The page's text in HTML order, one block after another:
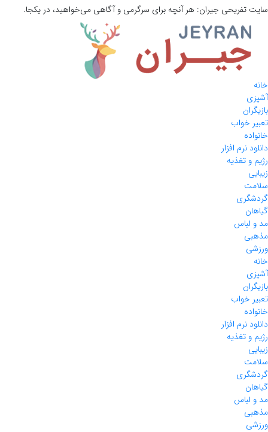
سایت تفریحی جیران: هر آنچه برای سرگرمی و آگاهی می‌خواهید، در یکجا.
خانه
آشپزی
بازیگران
تعبیر خواب
خانواده
دانلود نرم افزار
رژیم و تغذیه
زیبایی
سلامت
گردشگری
گیاهان
مد و لباس
مذهبی
ورزشی
خانه
آشپزی
بازیگران
تعبیر خواب
خانواده
دانلود نرم افزار
رژیم و تغذیه
زیبایی
سلامت
گردشگری
گیاهان
مد و لباس
مذهبی
ورزشی